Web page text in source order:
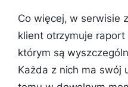
Co więcej, w serwisie
klient otrzymuje
którym są
Każda z nich ma swój